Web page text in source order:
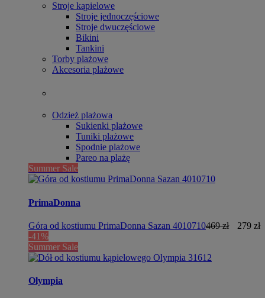
Stroje kąpielowe
Stroje jednoczęściowe
Stroje dwuczęściowe
Bikini
Tankini
Torby plażowe
Akcesoria plażowe
Odzież plażowa
Sukienki plażowe
Tuniki plażowe
Spodnie plażowe
Pareo na plażę
Summer Sale
PrimaDonna
Góra od kostiumu PrimaDonna Sazan 4010710469 zł
279 zł
-41%
Summer Sale
Olympia